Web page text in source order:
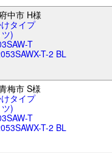
中市 H様
タイプ
)
T
T-2 BL
梅市 S様
タイプ
)
T
T-2 BL